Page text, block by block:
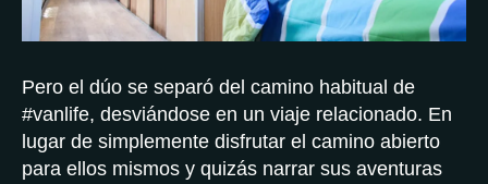
Pero el dúo se separó del camino habitual de
#vanlife, desviándose en un viaje relacionado. En
lugar de simplemente disfrutar el camino abierto
para ellos mismos y quizás narrar sus aventuras